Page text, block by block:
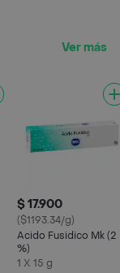
Ver más
$ 17.900
($1193.34/g)
Acido Fusidico Mk (2
%)
1 X 15 g